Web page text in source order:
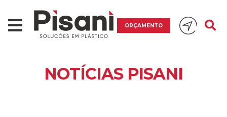
ORÇAMENTO
NOTÍCIAS PISANI